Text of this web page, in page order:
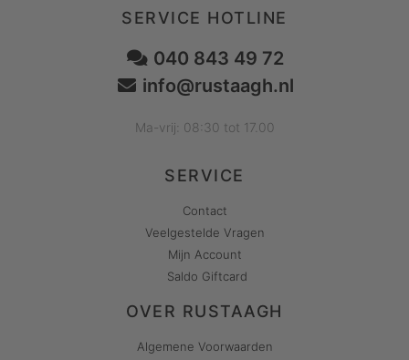
SERVICE HOTLINE
040 843 49 72
info@rustaagh.nl
Ma-vrij: 08:30 tot 17.00
SERVICE
Contact
Veelgestelde Vragen
Mijn Account
Saldo Giftcard
OVER RUSTAAGH
Algemene Voorwaarden